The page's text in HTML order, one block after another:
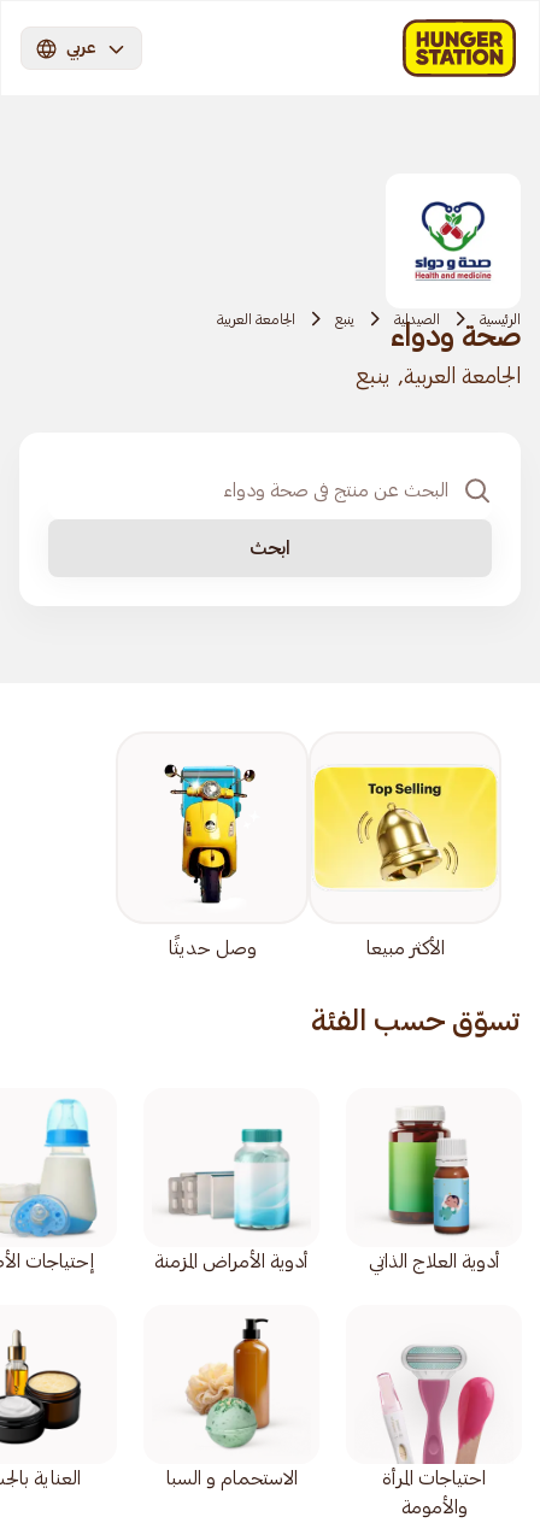
عربي
الرئيسية الصيدلية ينبع الجامعة العربية
صحة ودواء
الجامعة العربية, ينبع
ابحث
الأكثر مبيعا وصل حديثًا
تسوّق حسب الفئة
أدوية العلاج الذاتي أدوية الأمراض المزمنة إحتياجات
احتياجات المرأة
والأمومة
الاستحمام و السبا العناية